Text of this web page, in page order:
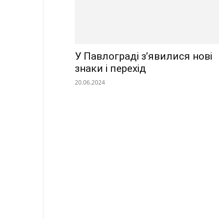
У Павлограді з’явилися нові
знаки і перехід
20.06.2024